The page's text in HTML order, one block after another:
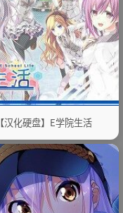
【汉化硬盘】E学院生活